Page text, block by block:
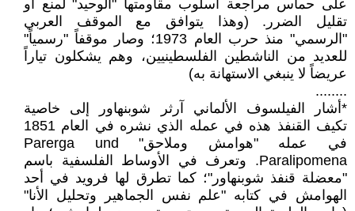
على حماس مراجعة أسلوب مقاومتها "الوحيد" لمنع أو
تقليل الضرر. (وهذا يتوافق مع الموقف العربي
"الرسمي" منذ حرب العام 1973؛ وصار موقفاً "رسمياً"
للعديد من الناشطين الفلسطينيين، وهم يشكلون تياراً
عريضاً لا ينبغي الاستهانة به)
........
*أشار الفيلسوف الألماني آرثر شوبنهاور إلى خاصية
تكيف القنفذ هذه في عمله الذي نشره في العام 1851
في عمله "هوامش وملاحق" Parerga und
Paralipomena. وتعرف في الأوساط الفلسفية باسم
"معضلة قنفذ شوبنهاور"؛ كما تطرق لها فرويد في أحد
الهوامش في كتابه "علم نفس الجماهير وتحليل الأنا"